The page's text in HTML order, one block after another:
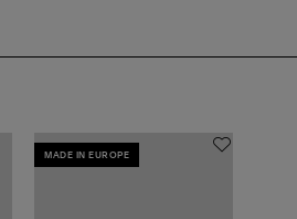
MADE IN EUROPE